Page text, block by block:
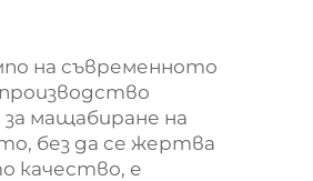
на съвременното
мащабиране на
без да се жертва
качество, е